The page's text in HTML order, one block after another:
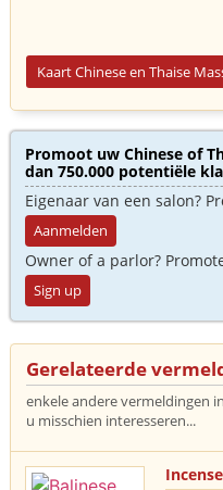
Kaart Chinese en Thaise
Promoot uw Chinese of
dan 750.000 potentiële
Eigenaar van een salon?
Aanmelden
Owner of a parlor?
Sign up
Gerelateerde
enkele andere vermeldingen in
u misschien interesseren...